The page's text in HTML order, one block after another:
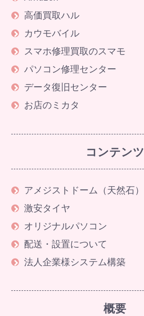
高価買取ハル
カウモバイル
スマホ修理買取のスマモ
パソコン修理センター
データ復旧センター
お店のミカタ
コンテンツ
アメジストドーム（天然石）
激安タイヤ
オリジナルパソコン
配送・設置について
法人企業様システム構築
概要